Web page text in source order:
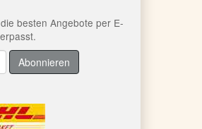
besten Angebote per E-
Abonnieren